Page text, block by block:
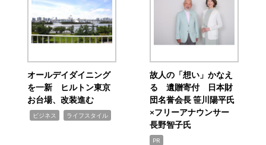
オールデイダイニング
を一新 ヒルトン東京
お台場、改装進む
ビジネス ライフスタイル
故人の「想い」かなえ
る 遺贈寄付 日本財
団名誉会長 笹川陽平氏
×フリーアナウンサー
長野智子氏
PR